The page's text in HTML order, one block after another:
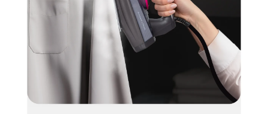
КУПИТЬ В ОДИН КЛИК
Заполните короткую форму —
и мы оформим заказ за вас.
Утюг Zigmund & Shtain ZSI-710
Вариант
Утюг Zigmund & Shtain ZSI-710
Артикул:zsi710